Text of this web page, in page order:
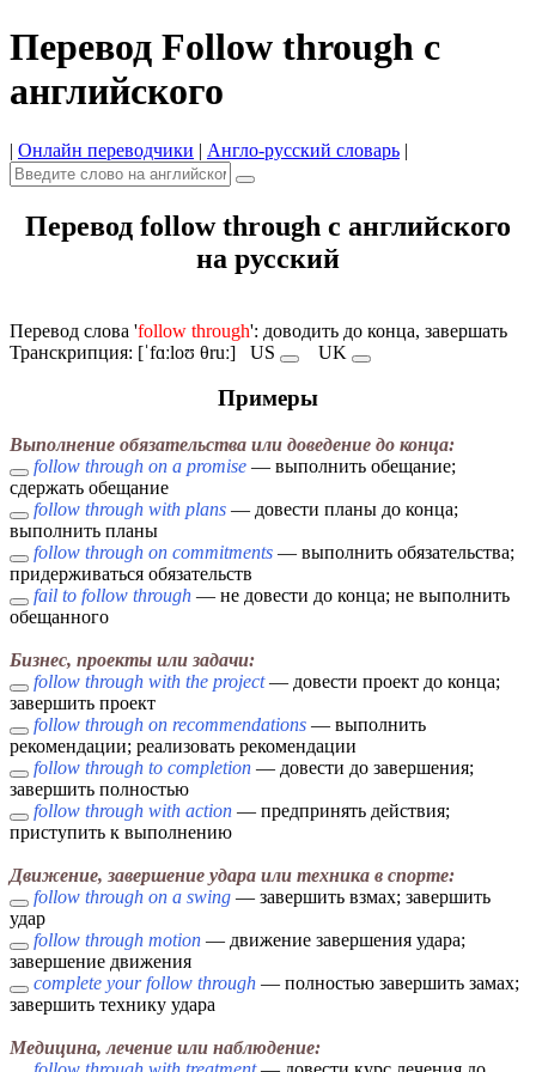
Перевод Follow through с
английского
| Онлайн переводчики | Англо-русский словарь |
Перевод follow through с английского
на русский
Перевод слова 'follow through': доводить до конца, завершать
Транскрипция: [ˈfɑːloʊ θruː] US UK
Примеры
Выполнение обязательства или доведение до конца:
follow through on a promise — выполнить обещание;
сдержать обещание
follow through with plans — довести планы до конца;
выполнить планы
follow through on commitments — выполнить обязательства;
придерживаться обязательств
fail to follow through — не довести до конца; не выполнить
обещанного
Бизнес, проекты или задачи:
follow through with the project— довести проект до конца;
завершить проект
follow through on recommendations — выполнить
рекомендации; реализовать рекомендации
follow through to completion — довести до завершения;
завершить полностью
follow through with action — предпринять действия;
приступить к выполнению
Движение, завершение удара или техника в спорте:
follow through on a swing — завершить взмах; завершить
удар
follow through motion — движение завершения удара;
завершение движения
complete your follow through — полностью завершить замах;
завершить технику удара
Медицина, лечение или наблюдение: